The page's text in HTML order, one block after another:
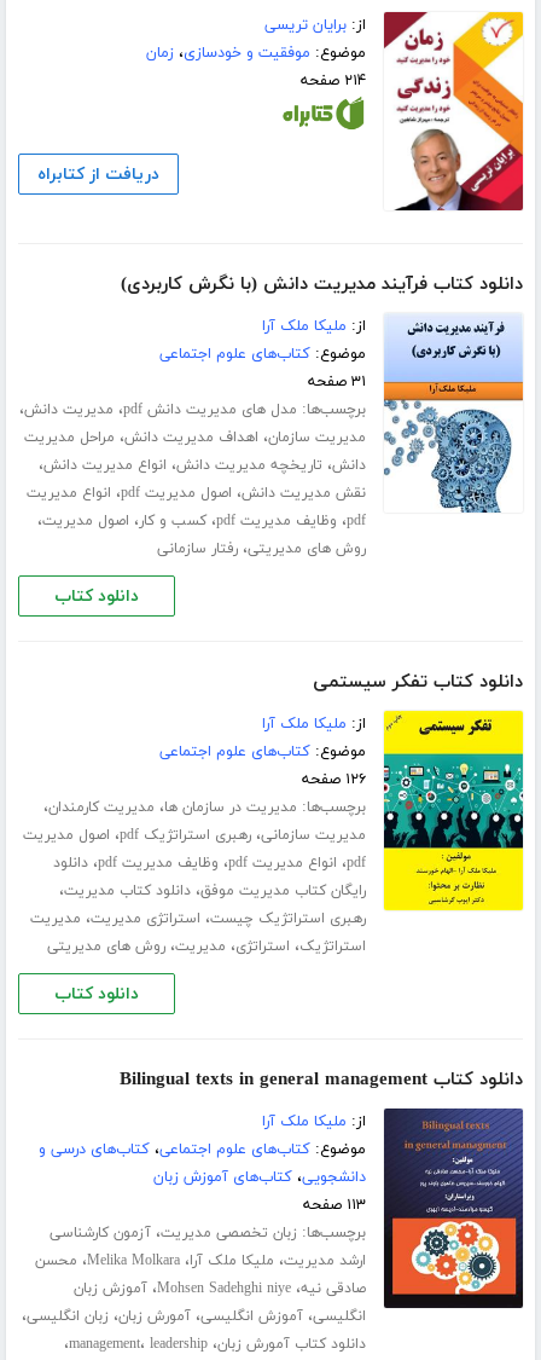
از:برایان تریسی
موضوع: موفقیت و خودسازی،زمان
۲۱۴ صفحه
دریافت از کتابراه
دانلود کتاب فرآیند مدیریت دانش (با نگرش کاربردی)
از: ملیکا ملک آرا
موضوع:کتاب‌های علوم اجتماعی
۳۱ صفحه
برچسب‌ها: مدل های مدیریت دانش pdf ، مدیریت دانش،
مدیریت سازمان، اهداف مدیریت دانش، مراحل مدیریت
دانش، تاریخچه مدیریت دانش، انواع مدیریت دانش،
نقش مدیریت دانش، اصول مدیریت pdf ، انواع مدیریت
pdf، وظایف مدیریت pdf ،کسب و کار، اصول مدیریت،
روش های مدیریتی،رفتار سازمانی
دانلود کتاب
دانلود کتاب تفکر سیستمی
از: ملیکا ملک آرا
موضوع:کتاب‌های علوم اجتماعی
۱۲۶ صفحه
برچسب‌ها: مدیریت در سازمان ها، مدیریت کارمندان،
مدیریت سازمانی،رهبری استراتژیک pdf ، اصول مدیریت
pdf، انواع مدیریت pdf ، وظایف مدیریت pdf ،دانلود
رایگان کتاب مدیریت موفق،دانلود کتاب مدیریت،
رهبری استراتژیک چیست، استراتژی مدیریت، مدیریت
استراتژیک، استراتژی، مدیریت،روش های مدیریتی
دانلود کتاب
دانلود کتاب Bilingual texts in general management
از: ملیکا ملک آرا
موضوع:کتاب‌های علوم اجتماعی،کتاب‌های درسی و
دانشجویی،کتاب‌های آموزش زبان
۱۱۳ صفحه
برچسب‌ها: زبان تخصصی مدیریت،آزمون کارشناسی
ارشد مدیریت، ملیکا ملک آرا،Melika Molkara، محسن
صادقی نیه،Mohsen Sadehghi niye،آموزش زبان
انگلیسی،آموزش انگلیسی،آمورش زبان، زبان انگلیسی،
دانلود کتاب آمورش زبان، management، leadership ،